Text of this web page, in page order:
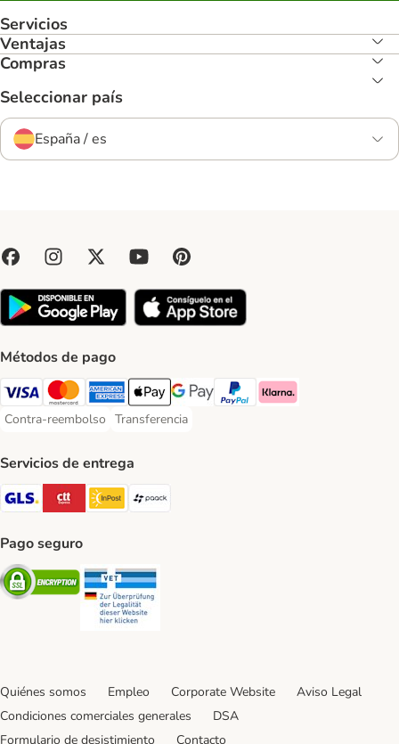
Servicios
Ventajas
Compras
Seleccionar país
España / es
Métodos de pago
Visa Payment Method
Mastercard Payment Method
American Express Payment Method
Apple Pay Payment Method
Google Pay Payment Method
PayPal Payment Method
Klarna Payment Method
Contra-reembolso
Contra-reembolso Payment Method
Transferencia
Transferencia Payment Method
Servicios de entrega
GLS Shipping Method
CTTExpress Shipping Method
InPost Shipping Method
paack Shipping Method
Pago seguro
Security
Quiénes somos Empleo Corporate Website
Aviso Legal
Condiciones comerciales generales
DSA
Formulario de desistimiento
Contacto